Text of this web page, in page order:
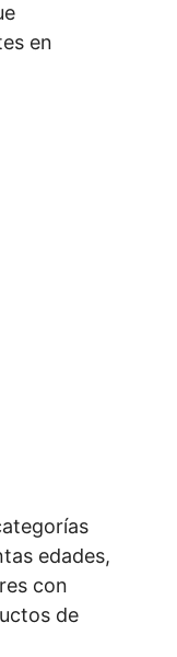
en
edades,
con
de